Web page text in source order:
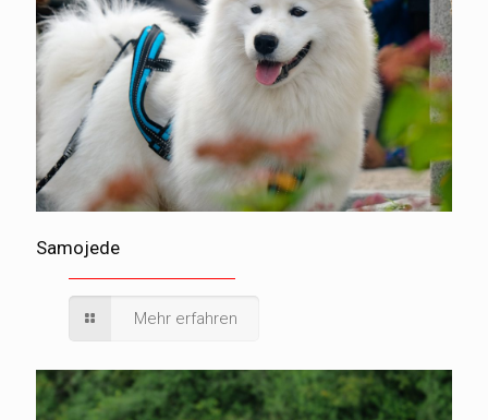
Samojede
Mehr erfahren